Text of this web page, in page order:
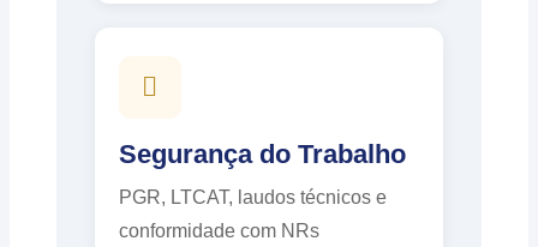
Segurança do Trabalho
PGR, LTCAT, laudos técnicos e
conformidade com NRs